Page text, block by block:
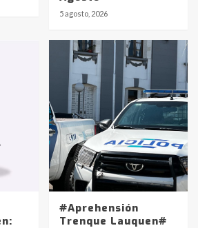
5 agosto, 2026
#Aprehensión
Trenque Lauquen#
de los adolescentes
que fueron
del lunes
en Ruta 5: falleció un
de Trenque Lauquen
de los combustibles en
desde YPF hasta Axion
857 a 1338 pesos